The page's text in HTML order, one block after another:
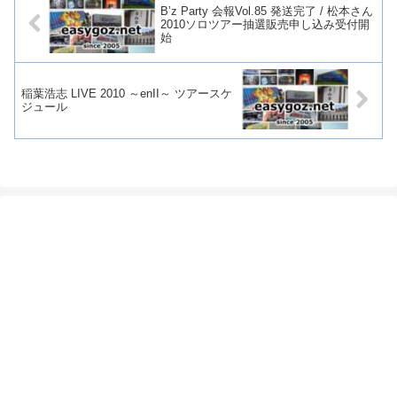
B’z Party 会報Vol.85 発送完了 / 松本さん
2010ソロツアー抽選販売申し込み受付開
始
稲葉浩志 LIVE 2010 ～enII～ ツアースケ
ジュール